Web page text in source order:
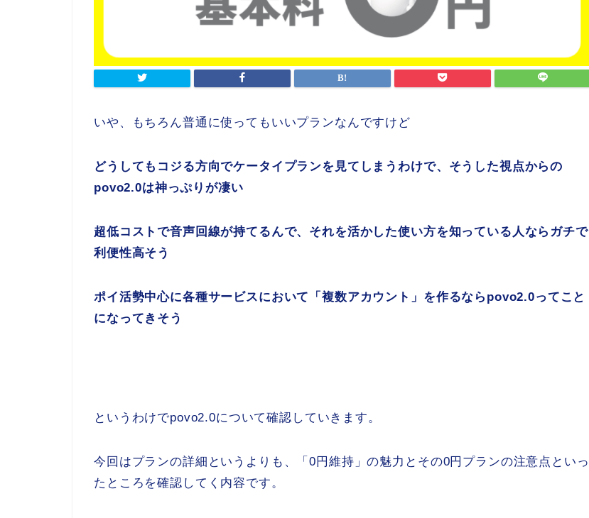
いや、もちろん普通に使ってもいいプランなんですけど
どうしてもコジる方向でケータイプランを見てしまうわけで、そうした視点からの
povo2.0は神っぷりが凄い
超低コストで音声回線が持てるんで、それを活かした使い方を知っている人ならガチで
利便性高そう
ポイ活勢中心に各種サービスにおいて「複数アカウント」を作るならpovo2.0ってこと
になってきそう
というわけでpovo2.0について確認していきます。
今回はプランの詳細というよりも、「0円維持」の魅力とその0円プランの注意点といっ
たところを確認してく内容です。